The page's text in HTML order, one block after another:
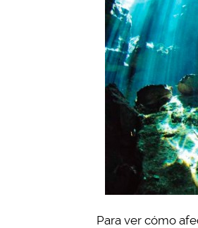
Para ver cómo